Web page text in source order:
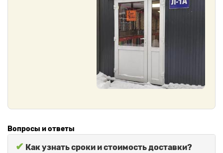
Вопросы и ответы
✔ Как узнать сроки и стоимость доставки?